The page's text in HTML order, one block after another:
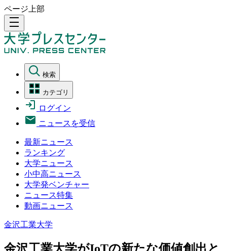
ページ上部
density_medium
検索
カテゴリ
ログイン
ニュースを受信
最新ニュース
ランキング
大学ニュース
小中高ニュース
大学発ベンチャー
ニュース特集
動画ニュース
金沢工業大学